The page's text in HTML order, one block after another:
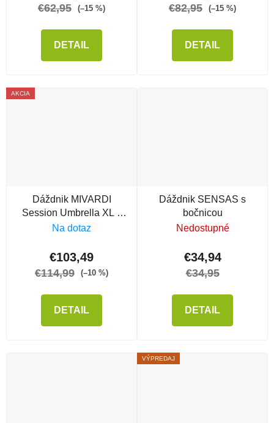
€62,95 (–15 %)
DETAIL
€82,95 (–15 %)
DETAIL
AKCIA
Dáždnik MIVARDI
Session Umbrella XL s
bočnicou
Na dotaz
€103,49
€114,99 (–10 %)
DETAIL
Dáždnik SENSAS s
bočnicou
Nedostupné
€34,94
€34,95
DETAIL
VÝPREDAJ